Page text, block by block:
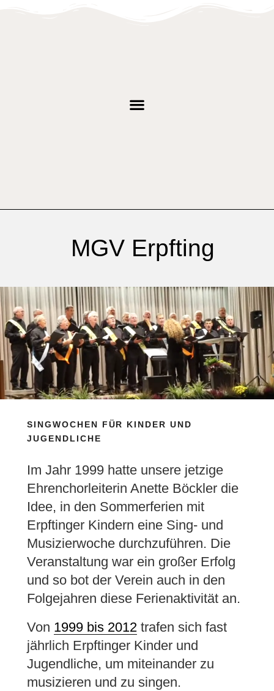
MGV Erpfting
SINGWOCHEN FÜR KINDER UND
JUGENDLICHE
Im Jahr 1999 hatte unsere jetzige
Ehrenchorleiterin Anette Böckler die
Idee, in den Sommerferien mit
Erpftinger Kindern eine Sing- und
Musizierwoche durchzuführen. Die
Veranstaltung war ein großer Erfolg
und so bot der Verein auch in den
Folgejahren diese Ferienaktivität an.
Von 1999 bis 2012 trafen sich fast
jährlich Erpftinger Kinder und
Jugendliche, um miteinander zu
musizieren und zu singen.